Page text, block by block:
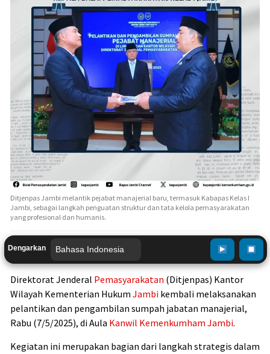
Ditjenpas Jambi melantik pejabat manajerial baru, termasuk Kabapas Kelas I
Jambi, sebagai langkah penguatan struktur dan tata kelola pemasyarakatan
yang profesional dan humanis.
Dengarkan
Direktorat Jenderal Pemasyarakatan (Ditjenpas) Kantor
Wilayah Kementerian Hukum Jambi kembali melaksanakan
pelantikan dan pengambilan sumpah jabatan manajerial,
Rabu (7/5/2025), di Aula Kanwil Kemenkumham Jambi.
Kegiatan ini merupakan bagian dari langkah strategis dalam